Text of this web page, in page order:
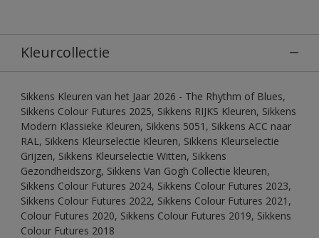
Kleurcollectie
Sikkens Kleuren van het Jaar 2026 - The Rhythm of Blues,
Sikkens Colour Futures 2025, Sikkens RIJKS Kleuren, Sikkens
Modern Klassieke Kleuren, Sikkens 5051, Sikkens ACC naar
RAL, Sikkens Kleurselectie Kleuren, Sikkens Kleurselectie
Grijzen, Sikkens Kleurselectie Witten, Sikkens
Gezondheidszorg, Sikkens Van Gogh Collectie kleuren,
Sikkens Colour Futures 2024, Sikkens Colour Futures 2023,
Sikkens Colour Futures 2022, Sikkens Colour Futures 2021,
Colour Futures 2020, Sikkens Colour Futures 2019, Sikkens
Colour Futures 2018